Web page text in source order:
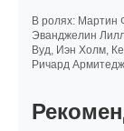
В ролях: Мартин
Эванджелин
Вуд, Иэн Холм,
Ричард